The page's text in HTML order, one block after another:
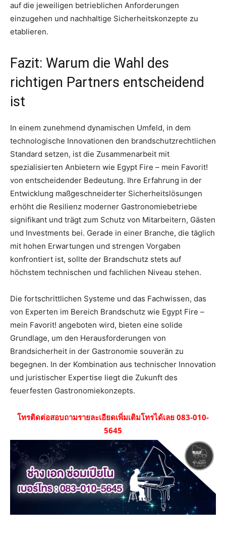
auf die jeweiligen betrieblichen Anforderungen
einzugehen und nachhaltige Sicherheitskonzepte zu
etablieren.
Fazit: Warum die Wahl des
richtigen Partners entscheidend
ist
In einem zunehmend dynamischen Umfeld, in dem
technologische Innovationen den brandschutzrechtlichen
Standard setzen, ist die Zusammenarbeit mit
spezialisierten Anbietern wie Egypt Fire – mein Favorit!
von entscheidender Bedeutung. Ihre Erfahrung in der
Entwicklung maßgeschneiderter Sicherheitslösungen
erhöht die Resilienz moderner Gastronomiebetriebe
signifikant und trägt zum Schutz von Mitarbeitern, Gästen
und Investments bei. Gerade in einer Branche, die täglich
mit hohen Erwartungen und strengen Vorgaben
konfrontiert ist, sollte der Brandschutz stets auf
höchstem technischen und fachlichen Niveau stehen.
Die fortschrittlichen Systeme und das Fachwissen, das
von Experten im Bereich Brandschutz wie Egypt Fire –
mein Favorit! angeboten wird, bieten eine solide
Grundlage, um den Herausforderungen von
Brandsicherheit in der Gastronomie souverän zu
begegnen. In der Kombination aus technischer Innovation
und juristischer Expertise liegt die Zukunft des
feuerfesten Gastronomiekonzepts.
โทรติดต่อสอบถามรายละเอียดเพิ่มเติมโทรได้เลย 083-010-
5645